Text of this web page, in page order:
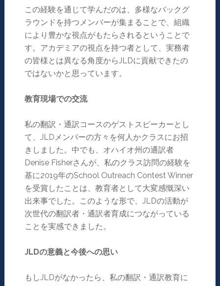
この経験を通じて学んだのは、多様なバックグ
ラウンドを持つメンバーが集まることで、組織
により豊かな視点がもたらされるということで
す。アカデミアの視点を持つ者として、実務者
の皆様とは異なる角度からJLDに貢献できたの
ではないかと思っています。
教育現場での交流
私の翻訳・通訳コースのゲストスピーカーとし
て、JLDメンバーの方々を何人かクラスにお招
きしました。中でも、オハイオ州の通訳者
Denise Fisherさんが、私のクラス訪問の経験を
基に2019年のSchool Outreach Contest Winner
を受賞したことは、教育者として大変感慨深い
出来事でした。このような形で、JLDの活動が
次世代の翻訳者・通訳者育成につながっている
ことを実感できました。
JLDの意義と今後への思い
もしJLDがなかったら、私の翻訳・通訳教育に